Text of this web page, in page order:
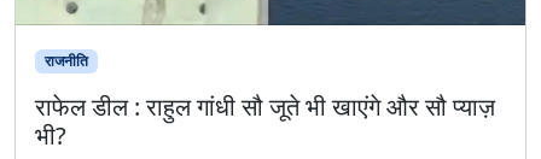
राजनीति
राफेल डील : राहुल गांधी सौ जूते भी खाएंगे और सौ प्याज़
भी?